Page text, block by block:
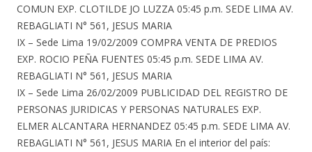
COMUN EXP. CLOTILDE JO LUZZA 05:45 p.m. SEDE LIMA AV.
REBAGLIATI N° 561, JESUS MARIA
IX – Sede Lima 19/02/2009 COMPRA VENTA DE PREDIOS
EXP. ROCIO PEÑA FUENTES 05:45 p.m. SEDE LIMA AV.
REBAGLIATI N° 561, JESUS MARIA
IX – Sede Lima 26/02/2009 PUBLICIDAD DEL REGISTRO DE
PERSONAS JURIDICAS Y PERSONAS NATURALES EXP.
ELMER ALCANTARA HERNANDEZ 05:45 p.m. SEDE LIMA AV.
REBAGLIATI N° 561, JESUS MARIA En el interior del país: